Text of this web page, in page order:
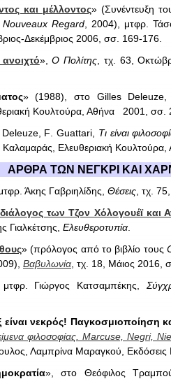
και μέλλοντος» (Συνέντευξη
Nouveaux Regard , 2004), μτφρ.
Δεκέμβριος 2006, σσ. 169-176.
»,Ο Πολίτης , τχ. 63,
» (1988), στο Gilles Deleuze
Κουλτούρα, Αθήνα
2001, σσ.
Deleuze, F .Guattari Τι είναι
Καλαμαράς, Ελευθεριακή
ΑΡΘΡΑ ΤΩΝ ΝΕΓΚΡΙ ΚΑΙ
Άκης Γαβριηλίδης, Θέσεις , τχ.
των Τζον Χόλογουέϊ και
Γιαλκέτσης, Ελευθεροτυπία
» (πρόλογος από το βιβλίο τους
Βαβυλωνία , τχ. 18, Μάιος 2016,
Γιώργος Κατσαμπέκης,
νεκρός! Παγκοσμιοποίηση
φιλοσοφίας. Marcuse, Negri,
Λαμπρίνα Μαραγκού,
», στο Θεόφιλος